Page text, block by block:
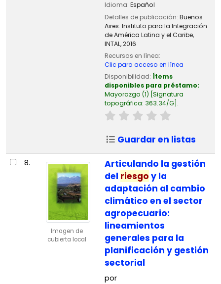
Idioma: Español
Detalles de publicación: Buenos
Aires: Instituto para la Integración
de América Latina y el Caribe,
INTAL,2016
Recursos en línea:
Clic para acceso en línea
Disponibilidad: Ítems
disponibles para préstamo:
Mayorazgo (1) Signatura
topográfica: 363.34/G .
Guardar en listas
8.
Imagen de
cubierta local
Articulando la gestión
del riesgo y la
adaptación al cambio
climático en el sector
agropecuario:
lineamientos
generales para la
planificación y gestión
sectorial
por